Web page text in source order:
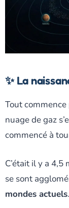
✨ La
Tout
nuage de gaz
commencé à
C’était il y a
se sont
mondes actuels.